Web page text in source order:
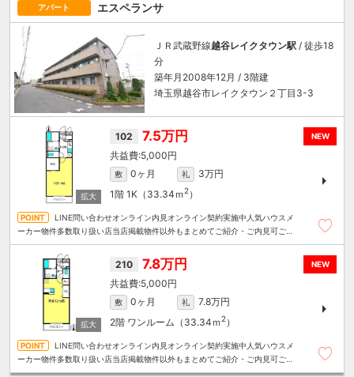
アパート エスペランサ
ＪＲ武蔵野線越谷レイクタウン駅 / 徒歩18
分
築年月2008年12月 / 3階建
埼玉県越谷市レイクタウン２丁目3-3
NEW
102 7.5万円
5,000円
敷 0ヶ月 礼
3万円
1階 1K（33.34ｍ 2）
LINE問い合わせオンライン内見オンライン契約実施中人気ハウスメ
ーカー物件多数取り扱い店当店掲載物件以外もまとめてご紹介・ご内見可ご予
NEW
210 7.8万円
5,000円
敷 0ヶ月 礼
7.8万円
2階 ワンルーム（33.34ｍ 2）
LINE問い合わせオンライン内見オンライン契約実施中人気ハウスメ
ーカー物件多数取り扱い店当店掲載物件以外もまとめてご紹介・ご内見可ご予